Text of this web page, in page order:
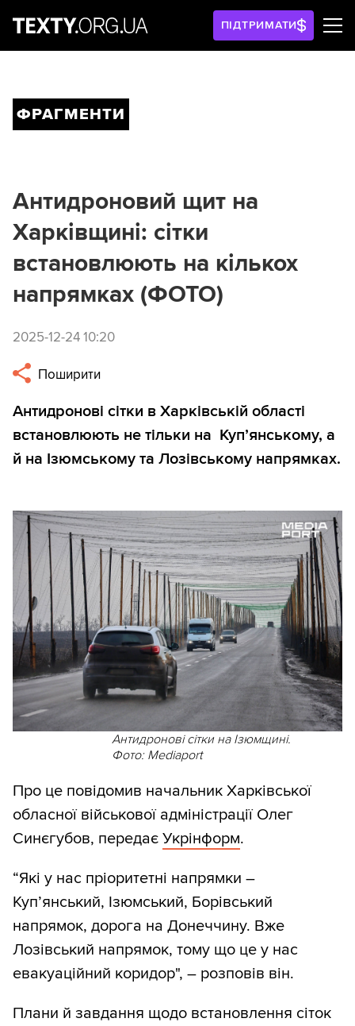
ПІДТРИМАТИ
ФРАГМЕНТИ
Антидроновий щит на
Харківщині: сітки
встановлюють на кількох
напрямках (ФОТО)
2025-12-24 10:20
Поширити
Антидронові сітки в Харківській області
встановлюють не тільки на Куп’янському, а
й на Ізюмському та Лозівському напрямках.
Антидронові сітки на Ізюмщині.
Фото: Mediaport
Про це повідомив начальник Харківської
обласної військової адміністрації Олег
Синєгубов, передає Укрінформ.
“Які у нас пріоритетні напрямки –
Куп’янський, Ізюмський, Борівський
напрямок, дорога на Донеччину. Вже
Лозівський напрямок, тому що це у нас
евакуаційний коридор", – розповів він.
Плани й завдання щодо встановлення сіток